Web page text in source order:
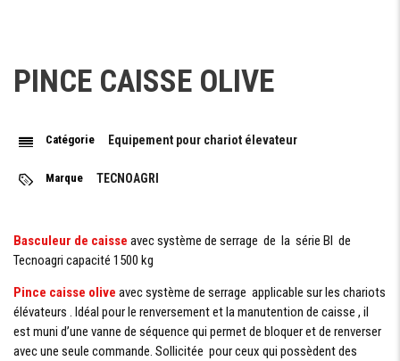
PINCE CAISSE OLIVE
Catégorie Equipement pour chariot élevateur
Marque TECNOAGRI
Basculeur de caisse avec système de serrage de la série BI de
Tecnoagri capacité 1500 kg
Pince caisse olive avec système de serrage applicable sur les chariots
élévateurs . Idéal pour le renversement et la manutention de caisse , il
est muni d’une vanne de séquence qui permet de bloquer et de renverser
avec une seule commande. Sollicitée pour ceux qui possèdent des